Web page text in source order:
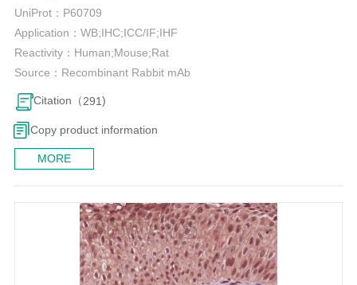
UniProt： P60709
Application： WB;IHC;ICC/IF;IHF
Reactivity： Human;Mouse;Rat
Source： Recombinant Rabbit mAb
Citation（291)
Copy product information
MORE